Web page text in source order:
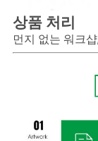
상품 처리
먼지 없는 워크